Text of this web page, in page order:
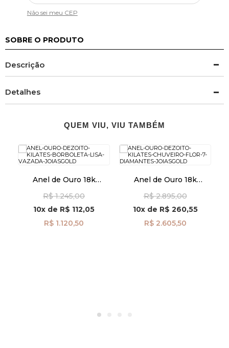
Não sei meu CEP
SOBRE O PRODUTO
Descrição
Detalhes
QUEM VIU, VIU TAMBÉM
Anel de Ouro 18k
an41877
R$ 1.245,00
10x de R$ 112,05
R$ 1.120,50
Anel de Ouro 18k
Diamantes an41968
R$ 2.895,00
10xde R$ 260,55
R$ 2.605,50